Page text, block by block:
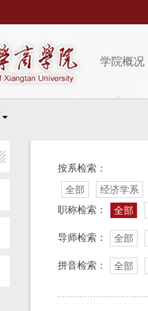
学院概况
按系检索：
全部 经济学系
职称检索：
全部
导师检索： 全部
拼音检索： 全部